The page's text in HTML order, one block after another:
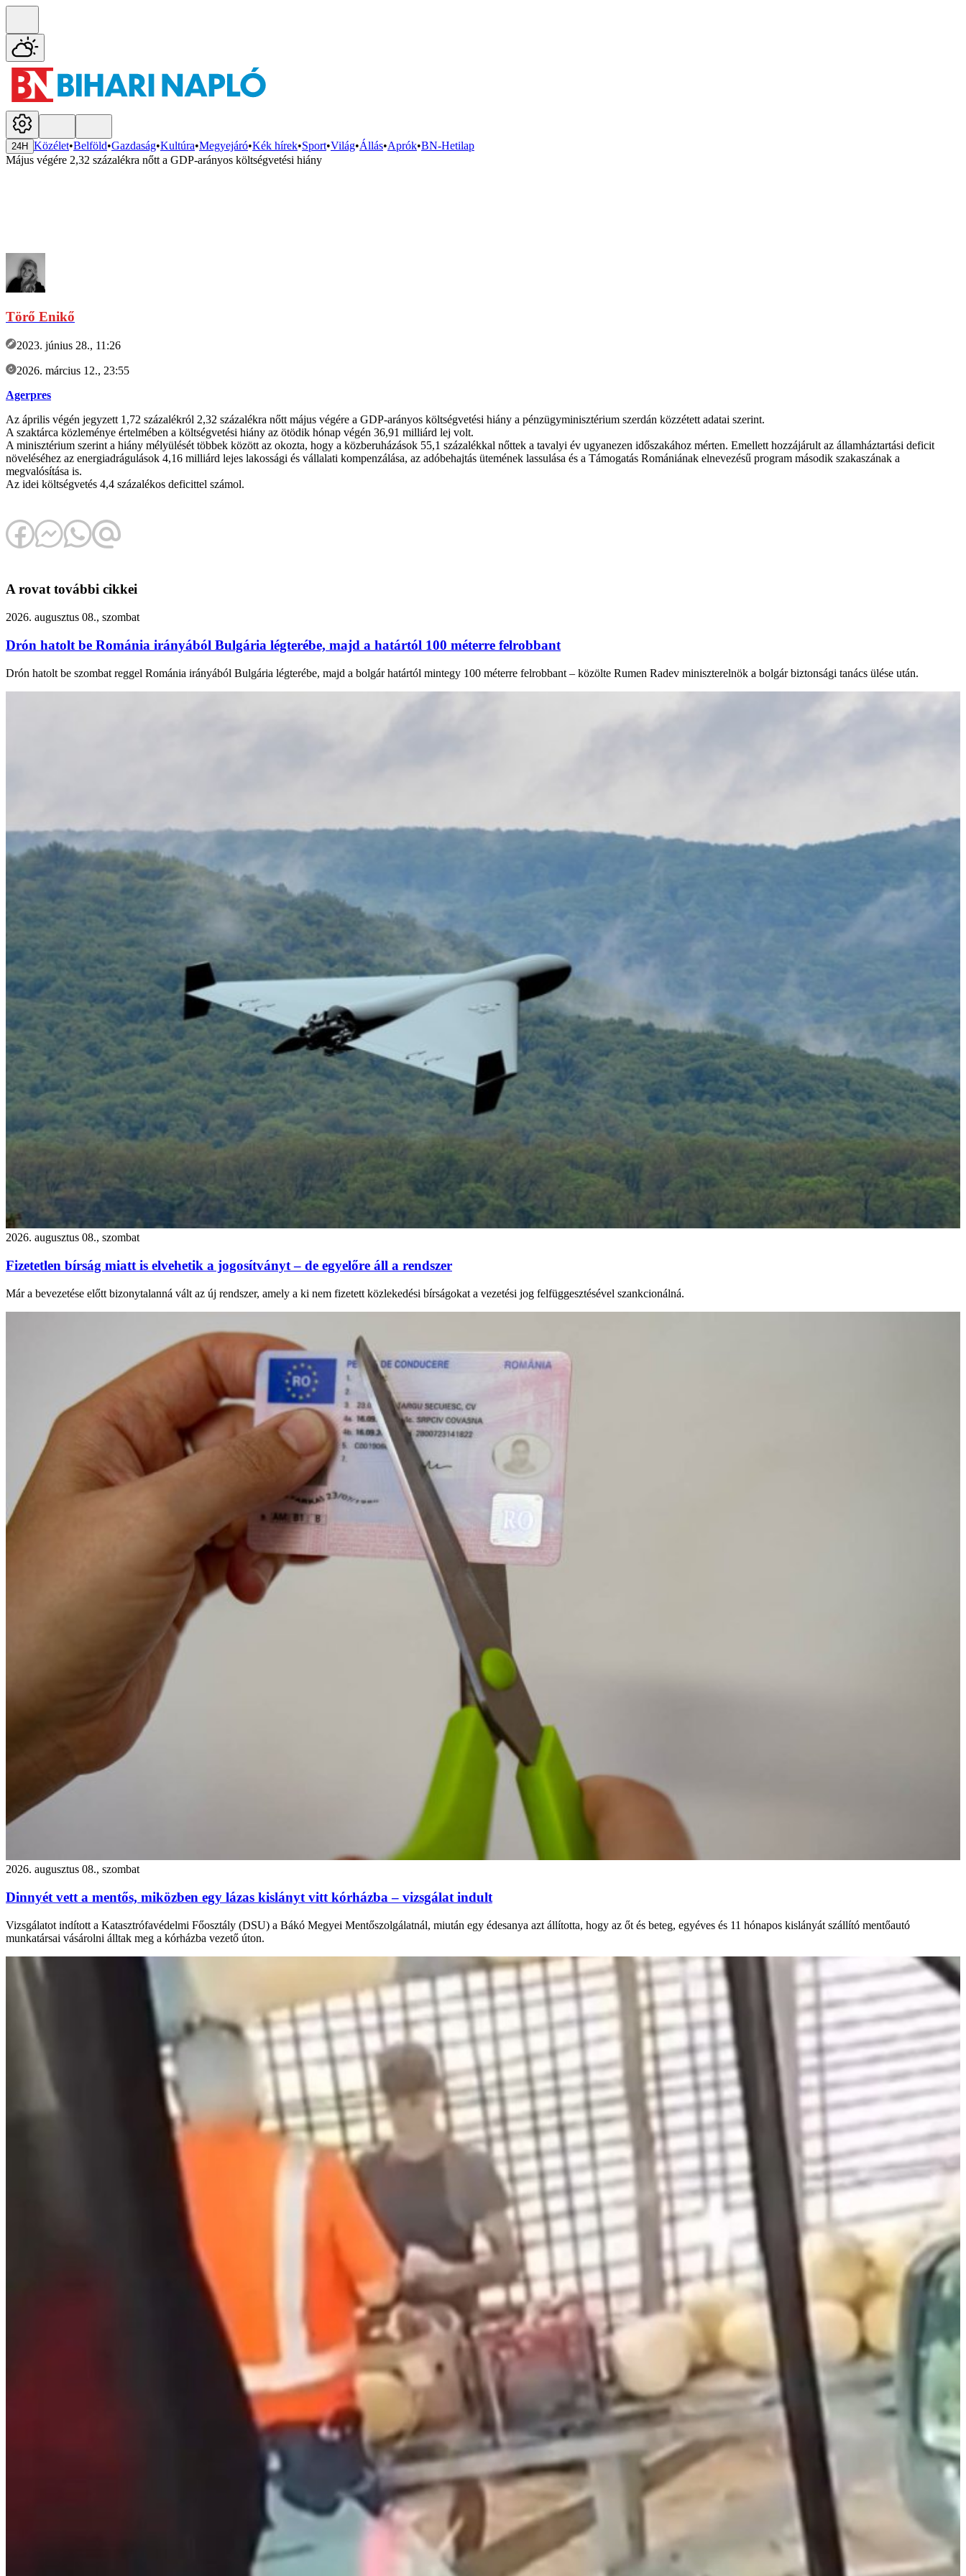
24H Közélet•Belföld•Gazdaság•Kultúra•Megyejáró•Kék hírek•Sport•Világ•Állás•Aprók•BN-Hetilap
Május végére 2,32 százalékra nőtt a GDP-arányos költségvetési hiány
Törő Enikő
2023. június 28., 11:26
2026. március 12., 23:55
Agerpres
Az április végén jegyzett 1,72 százalékról 2,32 százalékra nőtt május végére a GDP-arányos költségvetési hiány a pénzügyminisztérium szerdán közzétett adatai szerint.
A szaktárca közleménye értelmében a költségvetési hiány az ötödik hónap végén 36,91 milliárd lej volt.
A minisztérium szerint a hiány mélyülését többek között az okozta, hogy a közberuházások 55,1 százalékkal nőttek a tavalyi év ugyanezen időszakához mérten. Emellett hozzájárult az államháztartási deficit
növeléséhez az energiadrágulások 4,16 milliárd lejes lakossági és vállalati kompenzálása, az adóbehajtás ütemének lassulása és a Támogatás Romániának elnevezésű program második szakaszának a
megvalósítása is.
Az idei költségvetés 4,4 százalékos deficittel számol.
A rovat további cikkei
2026. augusztus 08., szombat
Drón hatolt be Románia irányából Bulgária légterébe, majd a határtól 100 méterre felrobbant
Drón hatolt be szombat reggel Románia irányából Bulgária légterébe, majd a bolgár határtól mintegy 100 méterre felrobbant – közölte Rumen Radev miniszterelnök a bolgár biztonsági tanács ülése után.
2026. augusztus 08., szombat
Fizetetlen bírság miatt is elvehetik a jogosítványt – de egyelőre áll a rendszer
Már a bevezetése előtt bizonytalanná vált az új rendszer, amely a ki nem fizetett közlekedési bírságokat a vezetési jog felfüggesztésével szankcionálná.
2026. augusztus 08., szombat
Dinnyét vett a mentős, miközben egy lázas kislányt vitt kórházba – vizsgálat indult
Vizsgálatot indított a Katasztrófavédelmi Főosztály (DSU) a Bákó Megyei Mentőszolgálatnál, miután egy édesanya azt állította, hogy az őt és beteg, egyéves és 11 hónapos kislányát szállító mentőautó
munkatársai vásárolni álltak meg a kórházba vezető úton.